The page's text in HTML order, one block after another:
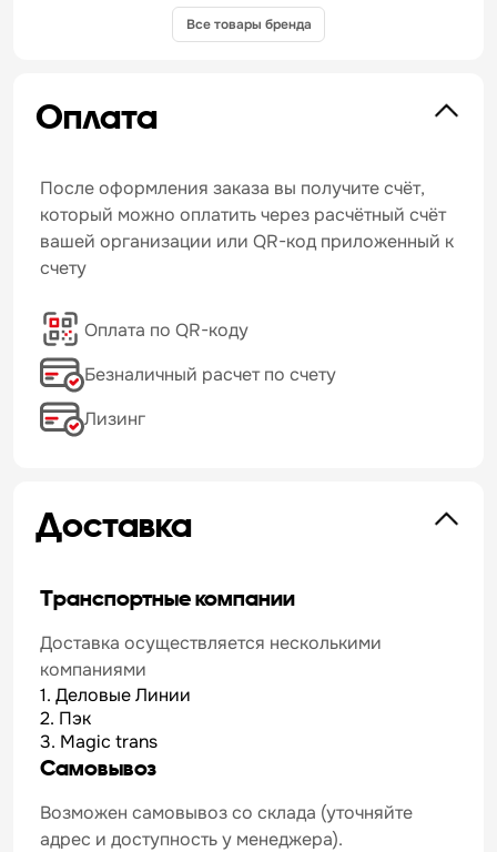
Все товары бренда
Оплата
После оформления заказа вы получите счёт,
который можно оплатить через расчётный счёт
вашей организации или QR-код приложенный к
счету
Оплата по QR-коду
Безналичный расчет по счету
Лизинг
Доставка
Транспортные компании
Доставка осуществляется несколькими
компаниями
1. Деловые Линии
2. Пэк
3. Magic trans
Самовывоз
Возможен самовывоз со склада (уточняйте
адрес и доступность у менеджера).